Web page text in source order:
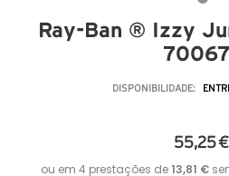
Ray-Ban ® Izzy
DISPONIBILIDADE:
55,25 €